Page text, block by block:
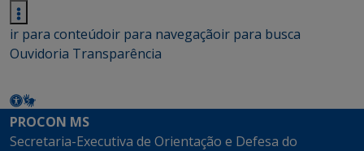
ir para conteúdoir para navegaçãoir para busca
Ouvidoria Transparência
PROCON MS
Secretaria-Executiva de Orientação e Defesa do